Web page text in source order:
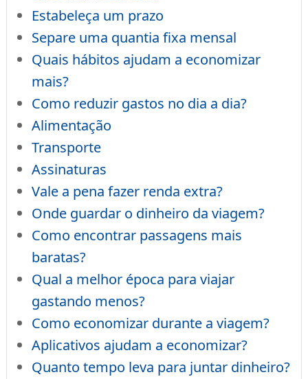
Estabeleça um prazo
Separe uma quantia fixa mensal
Quais hábitos ajudam a economizar
mais?
Como reduzir gastos no dia a dia?
Alimentação
Transporte
Assinaturas
Vale a pena fazer renda extra?
Onde guardar o dinheiro da viagem?
Como encontrar passagens mais
baratas?
Qual a melhor época para viajar
gastando menos?
Como economizar durante a viagem?
Aplicativos ajudam a economizar?
Quanto tempo leva para juntar dinheiro?